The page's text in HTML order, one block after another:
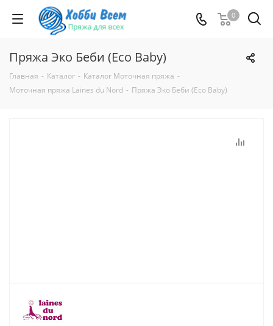
0
Пряжа Эко Беби (Eco Baby)
Главная - Каталог - Каталог Моточная пряжа -
Моточная пряжа Laines du Nord - Пряжа Эко Беби (Eco Baby)